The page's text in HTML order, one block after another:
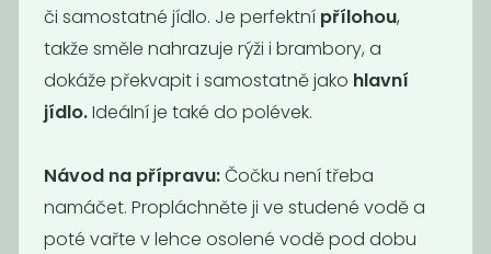
149Kč/ Kg 115 Kč/ Kg
či samostatné jídlo. Je perfektní přílohou,
takže směle nahrazuje rýži i brambory, a
dokáže překvapit i samostatně jako hlavní
jídlo.Ideální je také do polévek.
Návod na přípravu:Čočku není třeba
namáčet. Propláchněte ji ve studené vodě a
poté vařte v lehce osolené vodě pod dobu